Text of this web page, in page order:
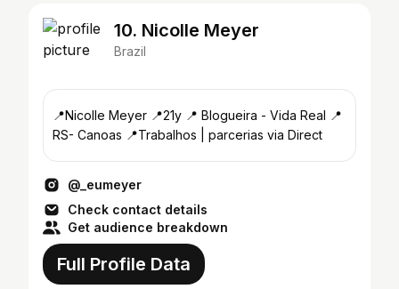
10. Nicolle Meyer
Brazil
📍Nicolle Meyer 📍21y 📍 Blogueira - Vida Real 📍
RS- Canoas 📍Trabalhos | parcerias via Direct
@_eumeyer
Check contact details
Get audience breakdown
Full Profile Data